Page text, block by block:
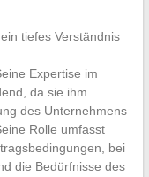
tiefes Verständnis
Expertise im
da sie ihm
des Unternehmens
Rolle umfasst
bei
die Bedürfnisse des